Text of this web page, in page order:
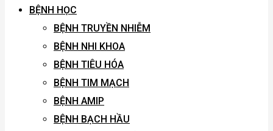
BỆNH HỌC
BỆNH TRUYỀN NHIỄM
BỆNH NHI KHOA
BỆNH TIÊU HÓA
BỆNH TIM MẠCH
BỆNH AMIP
BỆNH BẠCH HẦU